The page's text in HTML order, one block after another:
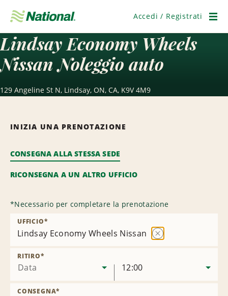
navigazione
Accedi / Registrati
Lindsay Economy Wheels
Nissan Noleggio auto
129 Angeline St N, Lindsay, ON, CA, K9V 4M9
INIZIA UNA PRENOTAZIONE
CONSEGNA ALLA STESSA SEDE
RICONSEGNA A UN ALTRO UFFICIO
*Necessario per completare la prenotazione
Lindsay Economy Wheels Nissan
UFFICIO*
Data
RITIRO*
12:00
CONSEGNA*